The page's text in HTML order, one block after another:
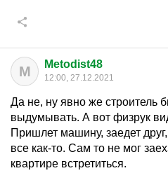
M Metodist48
12:00, 27.12.2021
Да не, ну явно же строитель
выдумывать. А вот физрук
Пришлет машину, заедет
все как-то. Сам то не мог
квартире встретиться.